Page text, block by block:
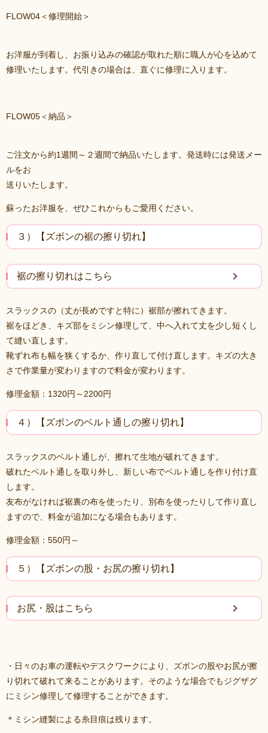
FLOW04＜修理開始＞
お洋服が到着し、お振り込みの確認が取れた順に職人が心を込めて
修理いたします。代引きの場合は、直ぐに修理に入ります。
FLOW05＜納品＞
ご注文から約1週間～２週間で納品いたします。発送時には発送メー
ルをお
送りいたします。
蘇ったお洋服を、ぜひこれからもご愛用ください。
３）【ズボンの裾の擦り切れ】
裾の擦り切れはこちら
スラックスの（丈が長めですと特に）裾部が擦れてきます。
裾をほどき、キズ部をミシン修理して、中へ入れて丈を少し短くし
て縫い直します。
靴ずれ布も幅を狭くするか、作り直して付け直します。キズの大き
さで作業量が変わりますので料金が変わります。
修理金額：1320円～2200円
４）【ズボンのベルト通しの擦り切れ】
スラックスのベルト通しが、擦れて生地が破れてきます。
破れたベルト通しを取り外し、新しい布でベルト通しを作り付け直
します。
友布がなければ裾裏の布を使ったり、別布を使ったりして作り直し
ますので、料金が追加になる場合もあります。
修理金額：550円～
５）【ズボンの股・お尻の擦り切れ】
お尻・股はこちら
・日々のお車の運転やデスクワークにより、ズボンの股やお尻が擦
り切れて破れて来ることがあります。そのような場合でもジグザグ
にミシン修理して修理することができます。
＊ミシン縫製による糸目痕は残ります。